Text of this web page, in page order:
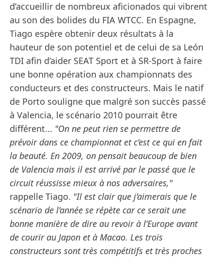
d’accueillir de nombreux aficionados qui vibrent
au son des bolides du FIA WTCC. En Espagne,
Tiago espère obtenir deux résultats à la
hauteur de son potentiel et de celui de sa León
TDI afin d’aider SEAT Sport et à SR-Sport à faire
une bonne opération aux championnats des
conducteurs et des constructeurs. Mais le natif
de Porto souligne que malgré son succès passé
à Valencia, le scénario 2010 pourrait être
différent... "On ne peut rien se permettre de
prévoir dans ce championnat et c’est ce qui en fait
la beauté. En 2009, on pensait beaucoup de bien
de Valencia mais il est arrivé par le passé que le
circuit réussisse mieux à nos adversaires,"
rappelle Tiago. "Il est clair que j’aimerais que le
scénario de l’année se répète car ce serait une
bonne manière de dire au revoir à l’Europe avant
de courir au Japon et à Macao. Les trois
constructeurs sont très compétitifs et très proches